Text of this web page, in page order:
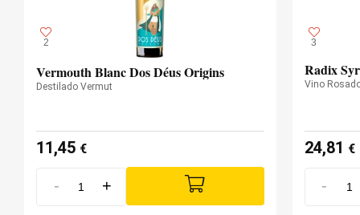
2
Vermouth Blanc Dos Déus Origins
Destilado Vermut
11,45 €
- +
3
Radix
Vino
24,81 €
-